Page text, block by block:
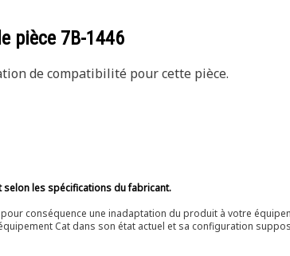
pièce 7B-1446
de compatibilité pour cette pièce.
les spécifications du fabricant.
conséquence une inadaptation du produit à votre
Cat dans son état actuel et sa configuration